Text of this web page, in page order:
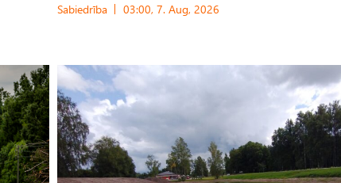
Sabiedrība 03:00, 7. Aug, 2026